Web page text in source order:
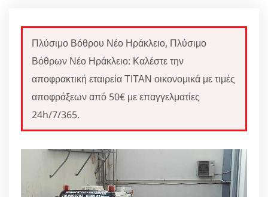
Πλύσιμο Βόθρου Νέο Ηράκλειο, Πλύσιμο
Βόθρων Νέο Ηράκλειο: Καλέστε την
αποφρακτική εταιρεία ΤΙΤΑΝ οικονομικά με τιμές
αποφράξεων από 50€ με επαγγελματίες
24h/7/365.